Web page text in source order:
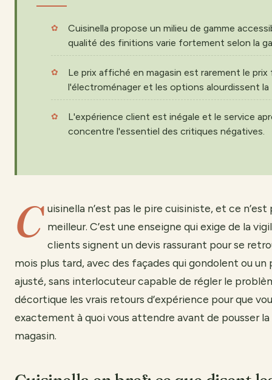
Cuisinella propose un milieu de gamme
qualité des finitions varie fortement selon la
Le prix affiché en magasin est rarement le prix
l'électroménager et les options alourdissent
L'expérience client est inégale et le service
concentre l'essentiel des critiques négatives.
C uisinella n’est pas le pire cuisiniste, et ce n’est
meilleur. C’est une enseigne qui exige de la
clients signent un devis rassurant pour se
mois plus tard, avec des façades qui gondolent ou un
ajusté, sans interlocuteur capable de régler le
décortique les vrais retours d’expérience pour que
exactement à quoi vous attendre avant de pousser la
magasin.